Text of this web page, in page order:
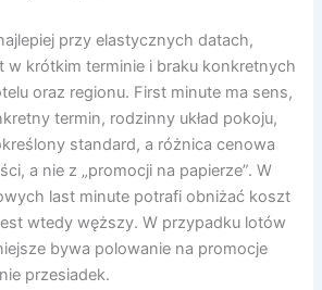
przy elastycznych datach,
krótkim terminie i braku konkretnych
oraz regionu. First minute ma sens,
termin, rodzinny układ pokoju,
standard, a różnica cenowa
a nie z „promocji na papierze”. W
last minute potrafi obniżać koszt
wtedy węższy. W przypadku lotów
bywa polowanie na promocje
przesiadek.